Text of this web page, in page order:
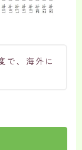
で、海外に